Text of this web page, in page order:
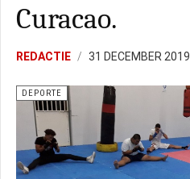
Curacao.
REDACTIE 31 DECEMBER 2019
DEPORTE